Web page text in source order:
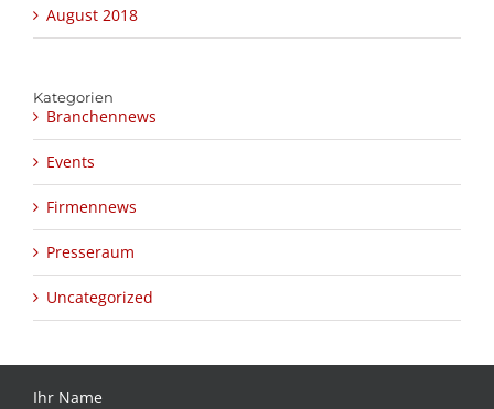
August 2018
Kategorien
Branchennews
Events
Firmennews
Presseraum
Uncategorized
Ihr Name